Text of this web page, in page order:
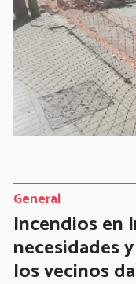
Incendios en
necesidades
los vecinos
General